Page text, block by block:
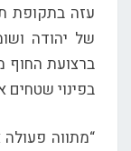
עזה בתקופת
של יהודה
ברצועת החוף
בפינוי שטחים
“מתווה